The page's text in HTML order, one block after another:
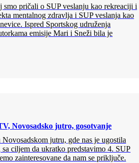
smo pričali o SUP veslanju kao rekreaciji i
mentalnog zdravlja i SUP veslanja kao
Ispred Sportskog udruženja
emisije Mari i Sneži bila je
Novosadsko jutro, gosotvanje
jutru, gde nas je ugostila
sa ciljem da ukratko predstavimo 4. SUP
zainteresovane da nam se priključe.